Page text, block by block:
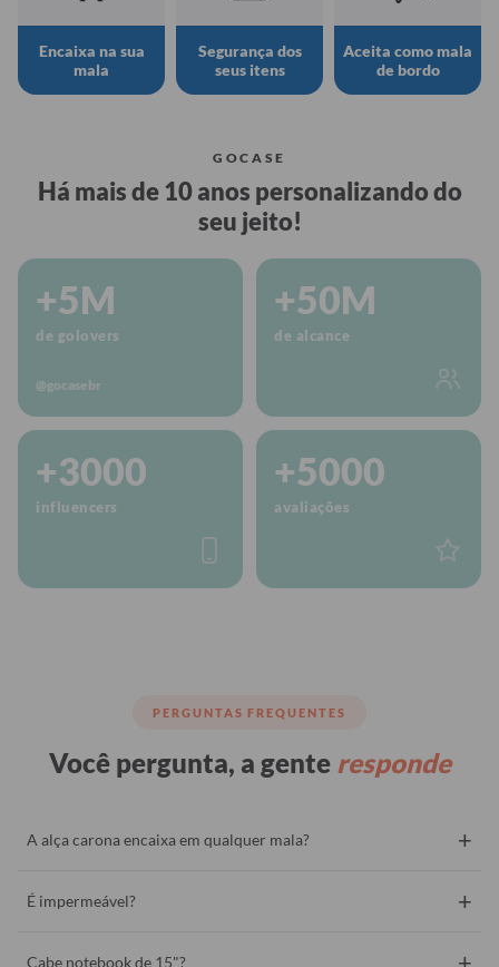
Encaixa na sua
mala
Segurança dos
seus itens
Aceita como mala
de bordo
GOCASE
Há mais de 10 anos personalizando do
seu jeito!
+5M
de golovers
@gocasebr
+50M
de alcance
+3000
influencers
+5000
avaliações
PERGUNTAS FREQUENTES
Você pergunta, a gente responde
A alça carona encaixa em qualquer mala? +
É impermeável? +
Cabe notebook de 15"?